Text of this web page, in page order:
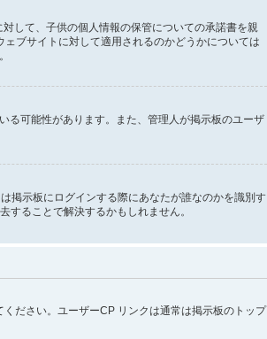
して、子供の個人情報の保管についての承諾書を親
ブサイトに対して適用されるのかどうかについては
る可能性があります。また、管理人が掲示板のユーザ
掲示板にログインする際にあなたが誰なのかを識別す
ることで解決するかもしれません。
ださい。ユーザーCP リンクは通常は掲示板のトップ